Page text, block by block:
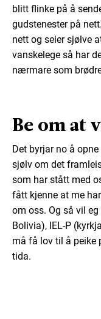
blitt flinke på å
gudstenester på
nett og seier sjølve
vanskelege så har
nærmare som
Be om at
Det byrjar no å
sjølv om det
som har stått med
fått kjenne at me
om oss. Og så vil
Bolivia), IEL-P
må få lov til å peike
tida.